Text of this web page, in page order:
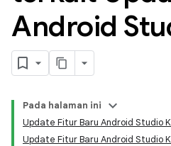
Android
Pada halaman ini
Update Fitur Baru Android Studio
Update Fitur Baru Android Studio